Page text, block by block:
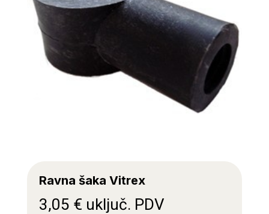
Ravna šaka Vitrex
3,05 € uključ. PDV